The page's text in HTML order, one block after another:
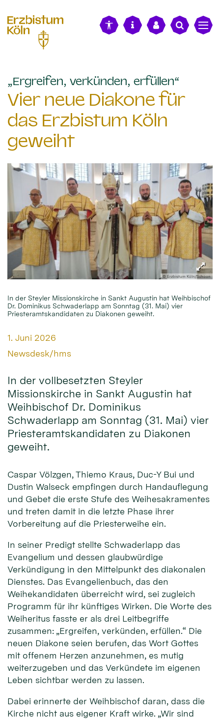
„Ergreifen, verkünden, erfüllen“
Vier neue Diakone für
das Erzbistum Köln
geweiht
© Erzbistum Köln/Schoon
In der Steyler Missionskirche in Sankt Augustin hat Weihbischof
Dr. Dominikus Schwaderlapp am Sonntag (31. Mai) vier
Priesteramtskandidaten zu Diakonen geweiht.
Datum:
1. Juni 2026
Von:
Newsdesk/hms
In der vollbesetzten Steyler
Missionskirche in Sankt Augustin hat
Weihbischof Dr. Dominikus
Schwaderlapp am Sonntag (31. Mai) vier
Priesteramtskandidaten zu Diakonen
geweiht.
Caspar Völzgen, Thiemo Kraus, Duc-Y Bui und
Dustin Walseck empfingen durch Handauflegung
und Gebet die erste Stufe des Weihesakramentes
und treten damit in die letzte Phase ihrer
Vorbereitung auf die Priesterweihe ein.
In seiner Predigt stellte Schwaderlapp das
Evangelium und dessen glaubwürdige
Verkündigung in den Mittelpunkt des diakonalen
Dienstes. Das Evangelienbuch, das den
Weihekandidaten überreicht wird, sei zugleich
Programm für ihr künftiges Wirken. Die Worte des
Weiheritus fasste er als drei Leitbegriffe
zusammen: „Ergreifen, verkünden, erfüllen.“ Die
neuen Diakone seien berufen, das Wort Gottes
mit offenem Herzen anzunehmen, es mutig
weiterzugeben und das Verkündete im eigenen
Leben sichtbar werden zu lassen.
Dabei erinnerte der Weihbischof daran, dass die
Kirche nicht aus eigener Kraft wirke. „Wir sind